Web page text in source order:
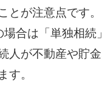
とが注意点です。
場合は「単独相続
人が不動産や貯
す。